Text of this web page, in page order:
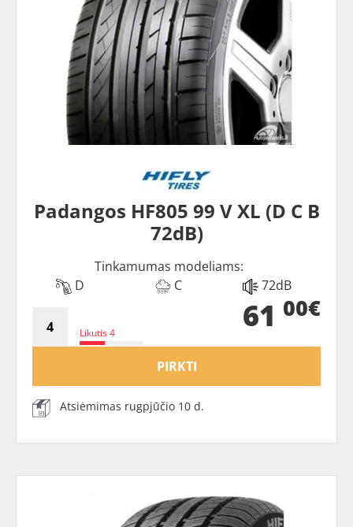
Padangos HF805 99 V XL (D C B
72dB)
Tinkamumas modeliams:
D
C 72dB
Likutis 4 61 00€
PIRKTI
Atsiėmimas rugpjūčio 10 d.